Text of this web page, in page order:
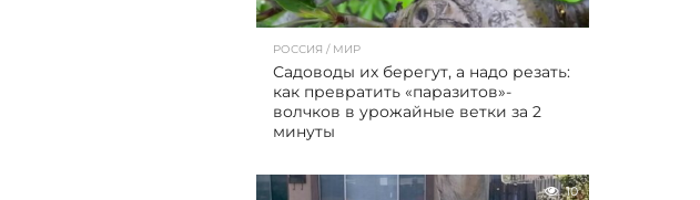
РОССИЯ / МИР
Садоводы их берегут, а надо резать:
как превратить «паразитов»-
волчков в урожайные ветки за 2
минуты
10